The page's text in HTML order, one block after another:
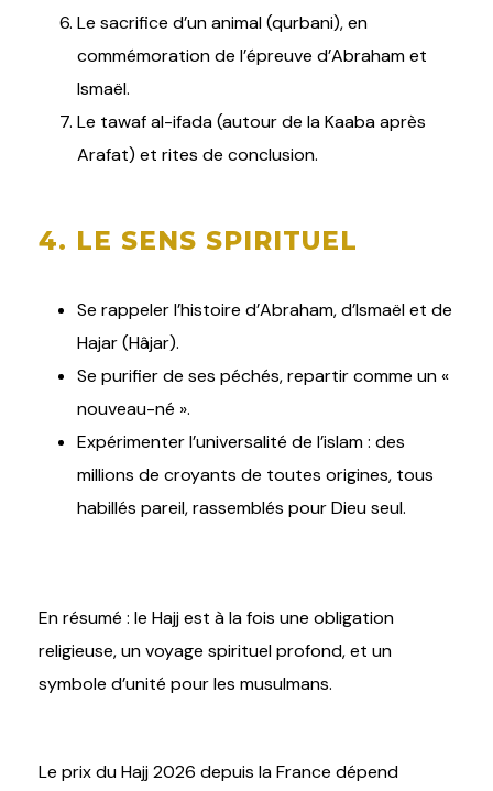
Le sacrifice d’un animal (qurbani), en
commémoration de l’épreuve d’Abraham et
Ismaël.
Le tawaf al-ifada (autour de la Kaaba après
Arafat) et rites de conclusion.
4. LE SENS SPIRITUEL
Se rappeler l’histoire d’Abraham, d’Ismaël et de
Hajar (Hâjar).
Se purifier de ses péchés, repartir comme un «
nouveau-né ».
Expérimenter l’universalité de l’islam : des
millions de croyants de toutes origines, tous
habillés pareil, rassemblés pour Dieu seul.
En résumé : le Hajj est à la fois une obligation
religieuse, un voyage spirituel profond, et un
symbole d’unité pour les musulmans.
Le prix du Hajj 2026 depuis la France dépend